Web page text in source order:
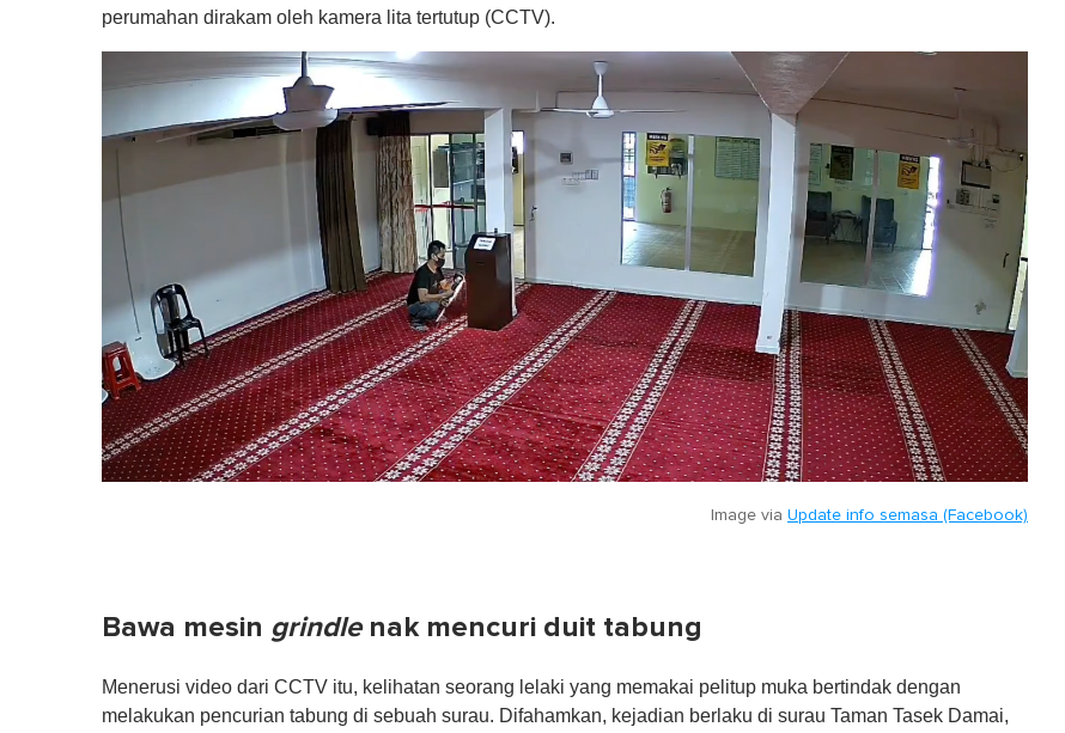
perumahan dirakam oleh kamera lita tertutup (CCTV).
Image via Update info semasa (Facebook)
Bawa mesin grindlenak mencuri duit tabung
Menerusi video dari CCTV itu, kelihatan seorang lelaki yang memakai pelitup muka bertindak dengan
melakukan pencurian tabung di sebuah surau. Difahamkan, kejadian berlaku di surau Taman Tasek Damai,